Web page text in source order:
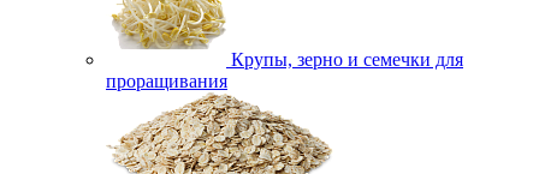
Крупы, зерно и семечки для
проращивания